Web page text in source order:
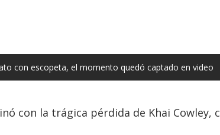
con escopeta, el momento quedó captado en video
con la trágica pérdida de Khai Cowley,